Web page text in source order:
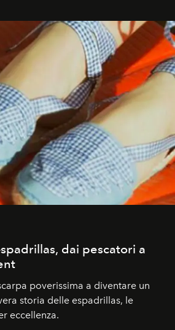
dai pescatori a
poverissima a diventare un
storia delle espadrillas, le
eccellenza.